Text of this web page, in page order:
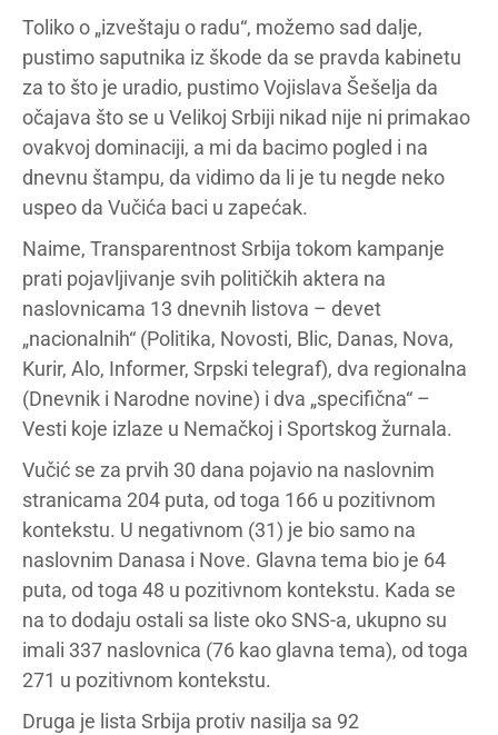
Toliko o „izveštaju o radu“, možemo sad dalje,
pustimo saputnika iz škode da se pravda kabinetu
za to što je uradio, pustimo Vojislava Šešelja da
očajava što se u Velikoj Srbiji nikad nije ni primakao
ovakvoj dominaciji, a mi da bacimo pogled i na
dnevnu štampu, da vidimo da li je tu negde neko
uspeo da Vučića baci u zapećak.
Naime, Transparentnost Srbija tokom kampanje
prati pojavljivanje svih političkih aktera na
naslovnicama 13 dnevnih listova – devet
„nacionalnih“ (Politika, Novosti, Blic, Danas, Nova,
Kurir, Alo, Informer, Srpski telegraf), dva regionalna
(Dnevnik i Narodne novine) i dva „specifična“ –
Vesti koje izlaze u Nemačkoj i Sportskog žurnala.
Vučić se za prvih 30 dana pojavio na naslovnim
stranicama 204 puta, od toga 166 u pozitivnom
kontekstu. U negativnom (31) je bio samo na
naslovnim Danasa i Nove. Glavna tema bio je 64
puta, od toga 48 u pozitivnom kontekstu. Kada se
na to dodaju ostali sa liste oko SNS-a, ukupno su
imali 337 naslovnica (76 kao glavna tema), od toga
271 u pozitivnom kontekstu.
Druga je lista Srbija protiv nasilja sa 92